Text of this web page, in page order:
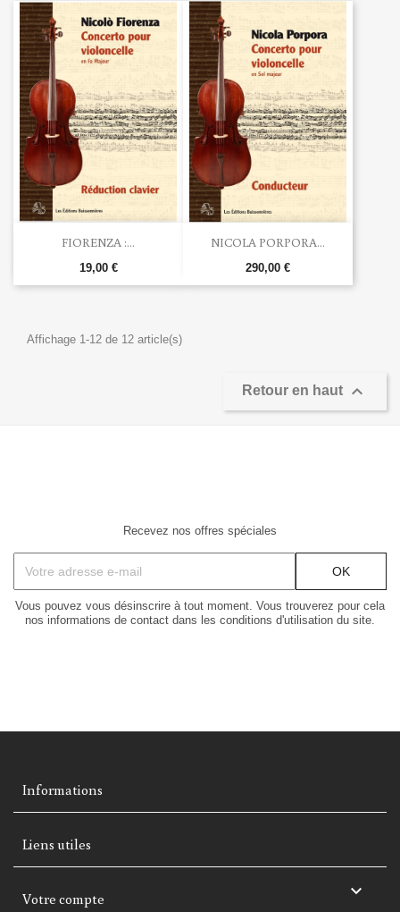
FIORENZA :...
19,00 €
NICOLA PORPORA...
290,00 €
Affichage 1-12 de 12 article(s)
Retour en haut 
Recevez nos offres spéciales
Vous pouvez vous désinscrire à tout moment. Vous trouverez pour cela
nos informations de contact dans les conditions d'utilisation du site.
Informations
Liens utiles
Votre compte 